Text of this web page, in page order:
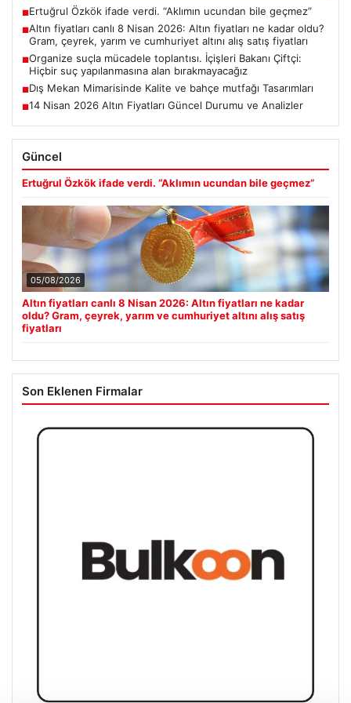
■Ertuğrul Özkök ifade verdi. “Aklımın ucundan bile geçmez”
■Altın fiyatları canlı 8 Nisan 2026: Altın fiyatları ne kadar oldu?
Gram, çeyrek, yarım ve cumhuriyet altını alış satış fiyatları
■Organize suçla mücadele toplantısı. İçişleri Bakanı Çiftçi:
Hiçbir suç yapılanmasına alan bırakmayacağız
■Dış Mekan Mimarisinde Kalite ve bahçe mutfağı Tasarımları
■14 Nisan 2026 Altın Fiyatları Güncel Durumu ve Analizler
Güncel
Ertuğrul Özkök ifade verdi. “Aklımın ucundan bile geçmez”
05/08/2026
Altın fiyatları canlı 8 Nisan 2026: Altın fiyatları ne kadar
oldu? Gram, çeyrek, yarım ve cumhuriyet altını alış satış
fiyatları
Son Eklenen Firmalar